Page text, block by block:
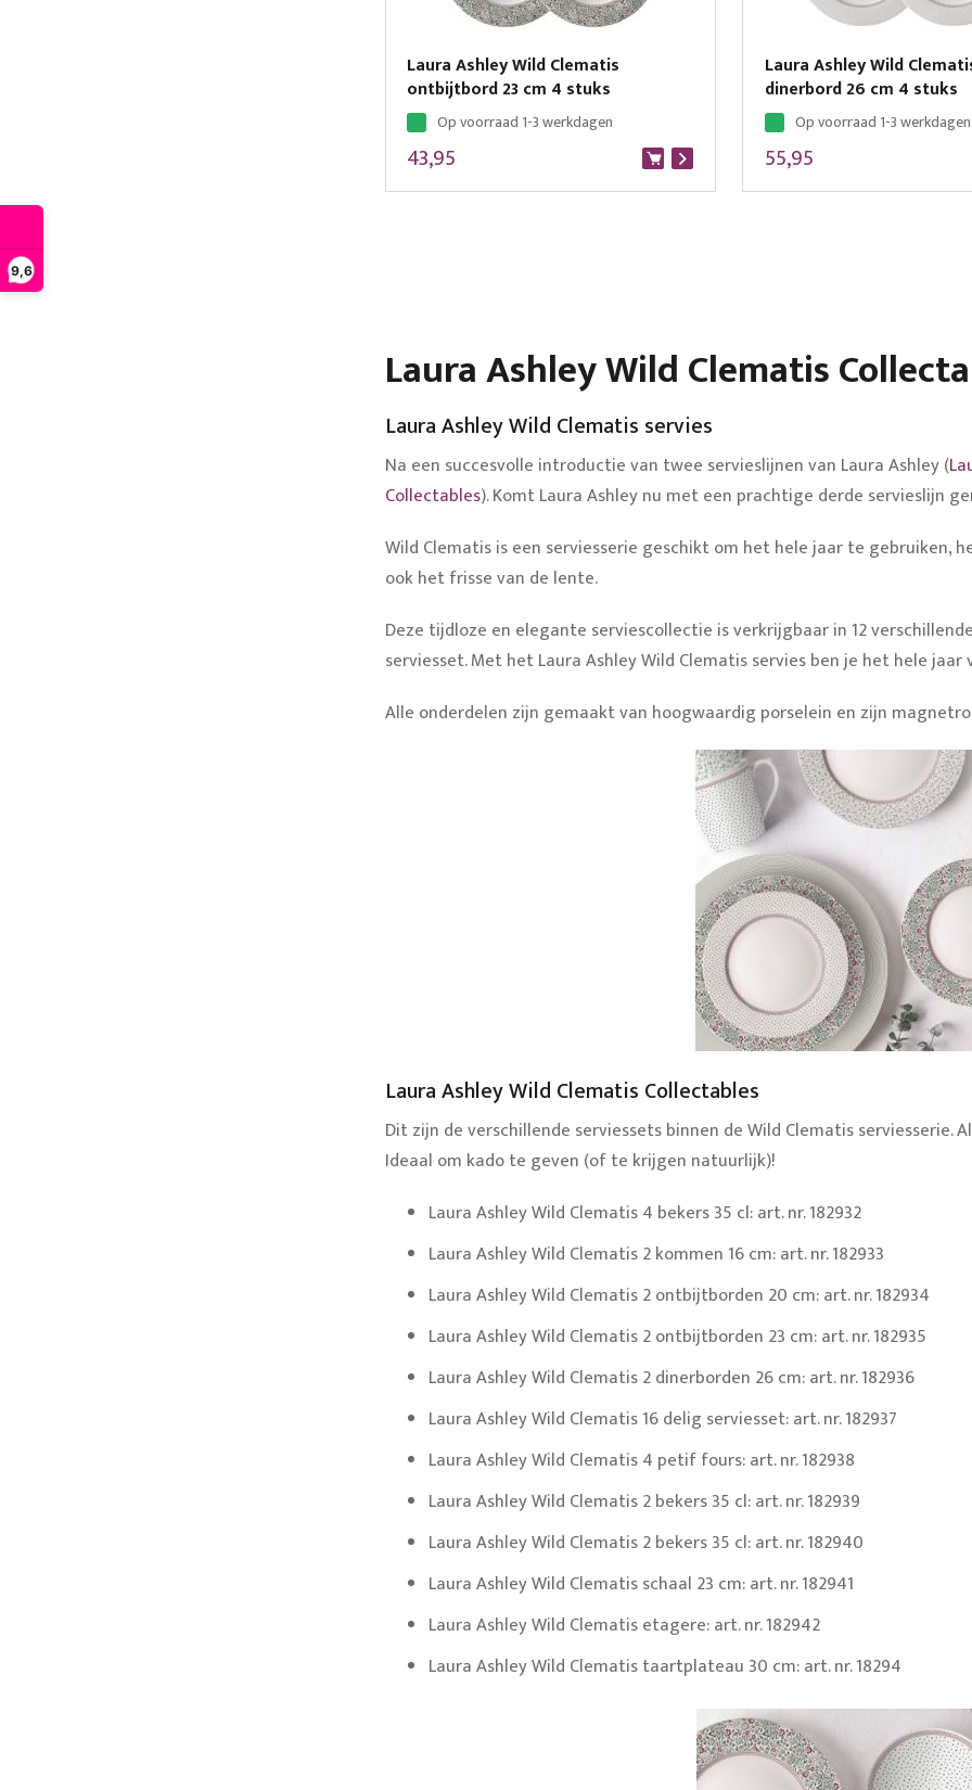
9,6
Laura Ashley Wild Clematis
ontbijtbord 23 cm 4 stuks
Op voorraad 1-3 werkdagen
43,95
Laura Ashley Wild
dinerbord 26 cm 4 stuks
Op voorraad 1-3 werkdagen
55,95
Laura Ashley Wild Clematis
Laura Ashley Wild Clematis servies
Na een succesvolle introductie van twee servieslijnen van Laura Ashley (
Collectables). Komt Laura Ashley nu met een prachtige derde servieslijn
Wild Clematis is een serviesserie geschikt om het hele jaar te
ook het frisse van de lente.
Deze tijdloze en elegante serviescollectie is verkrijgbaar in 12
serviesset. Met het Laura Ashley Wild Clematis servies ben je het hele
Alle onderdelen zijn gemaakt van hoogwaardig porselein en zijn
Laura Ashley Wild Clematis Collectables
Dit zijn de verschillende serviessets binnen de Wild Clematis serviesserie.
Ideaal om kado te geven (of te krijgen natuurlijk)!
Laura Ashley Wild Clematis 4 bekers 35 cl: art. nr. 182932
Laura Ashley Wild Clematis 2 kommen 16 cm: art. nr. 182933
Laura Ashley Wild Clematis 2 ontbijtborden 20 cm: art. nr. 182934
Laura Ashley Wild Clematis 2 ontbijtborden 23 cm: art. nr. 182935
Laura Ashley Wild Clematis 2 dinerborden 26 cm: art. nr. 182936
Laura Ashley Wild Clematis 16 delig serviesset: art. nr. 182937
Laura Ashley Wild Clematis 4 petif fours: art. nr. 182938
Laura Ashley Wild Clematis 2 bekers 35 cl: art. nr. 182939
Laura Ashley Wild Clematis 2 bekers 35 cl: art. nr. 182940
Laura Ashley Wild Clematis schaal 23 cm: art. nr. 182941
Laura Ashley Wild Clematis etagere: art. nr. 182942
Laura Ashley Wild Clematis taartplateau 30 cm: art. nr. 18294